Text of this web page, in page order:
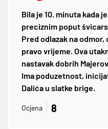
Bila je 10. minuta kada
preciznim poput
Pred odlazak na
pravo vrijeme. Ova
nastavak dobrih
Ima poduzetnost,
Dalića u slatke brige.
Ocjena 8